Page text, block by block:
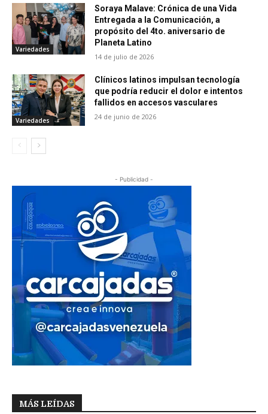
Variedades
Soraya Malave: Crónica de una Vida
Entregada a la Comunicación, a
propósito del 4to. aniversario de
Planeta Latino
14 de julio de 2026
Variedades
Clínicos latinos impulsan tecnología
que podría reducir el dolor e intentos
fallidos en accesos vasculares
24 de junio de 2026
- Publicidad -
MÁS LEÍDAS